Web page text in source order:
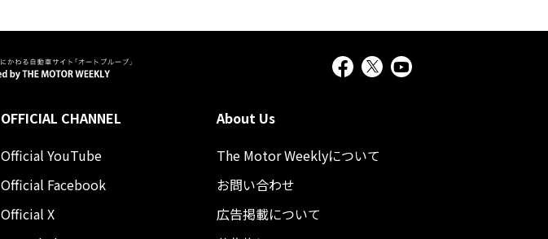
OFFICIAL CHANNEL
Official YouTube
Official Facebook
Official X
About Us
The Motor Weeklyについて
お問い合わせ
広告掲載について